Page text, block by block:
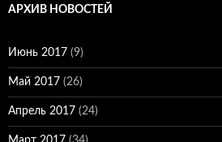
АРХИВ НОВОСТЕЙ
Июнь 2017 (9)
Май 2017 (26)
Апрель 2017 (24)